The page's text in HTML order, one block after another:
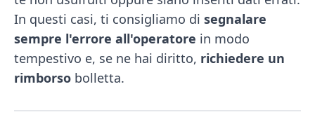
In questi casi, ti consigliamo di segnalare
sempre l'errore all'operatore in modo
tempestivo e, se ne hai diritto, richiedere un
rimborso bolletta.